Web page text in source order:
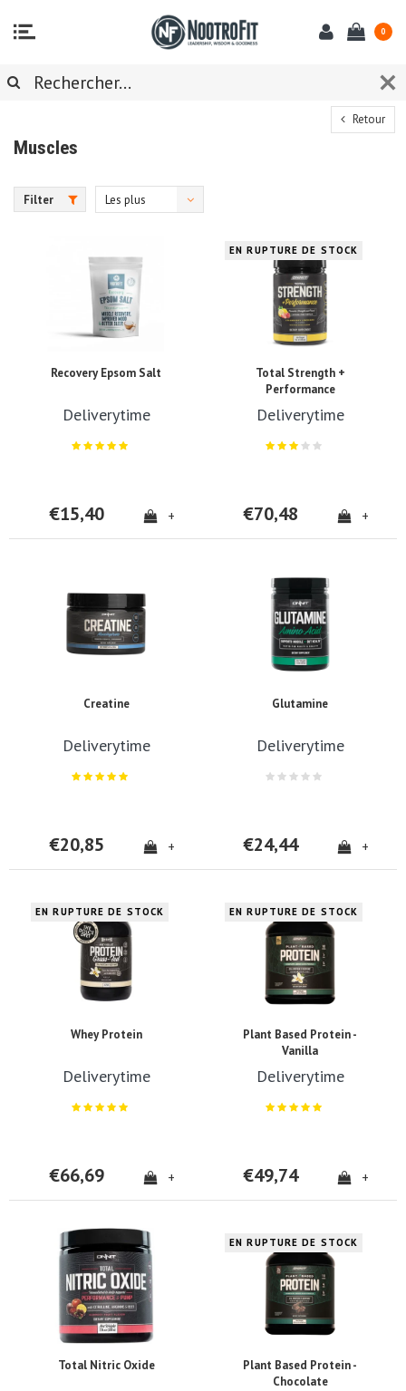
0
Retour
Muscles
Filter
Les plus
Recovery Epsom Salt
Deliverytime
€15,40 +
EN RUPTURE DE STOCK
Total Strength +
Performance
Deliverytime
€70,48 +
Creatine
Deliverytime
€20,85 +
Glutamine
Deliverytime
€24,44 +
EN RUPTURE DE STOCK
Whey Protein
Deliverytime
€66,69 +
EN RUPTURE DE STOCK
Plant Based Protein -
Vanilla
Deliverytime
€49,74 +
Total Nitric Oxide
EN RUPTURE DE STOCK
Plant Based Protein -
Chocolate